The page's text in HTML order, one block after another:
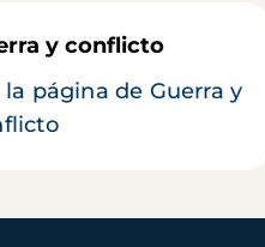
y conflicto
la página de Guerra y